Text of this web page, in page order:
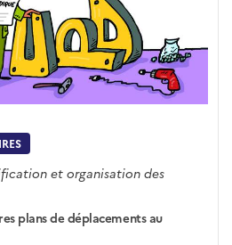
et organisation des
plans de déplacements au